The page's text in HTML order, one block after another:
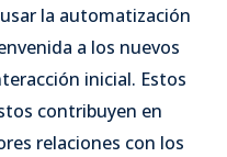
la automatización
a los nuevos
inicial. Estos
contribuyen en
relaciones con los